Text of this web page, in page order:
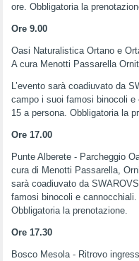
ore. Obbligatoria la
Ore 9.00
Oasi Naturalistica Ortano e
A cura Menotti Passarella
L’evento sarà coadiuvato da
campo i suoi famosi binocoli
15 a persona. Obbligatoria la
Ore 17.00
Punte Alberete - Parcheggio
cura di Menotti Passarella,
sarà coadiuvato da
famosi binocoli e
Obbligatoria la prenotazione.
Ore 17.30
Bosco Mesola - Ritrovo